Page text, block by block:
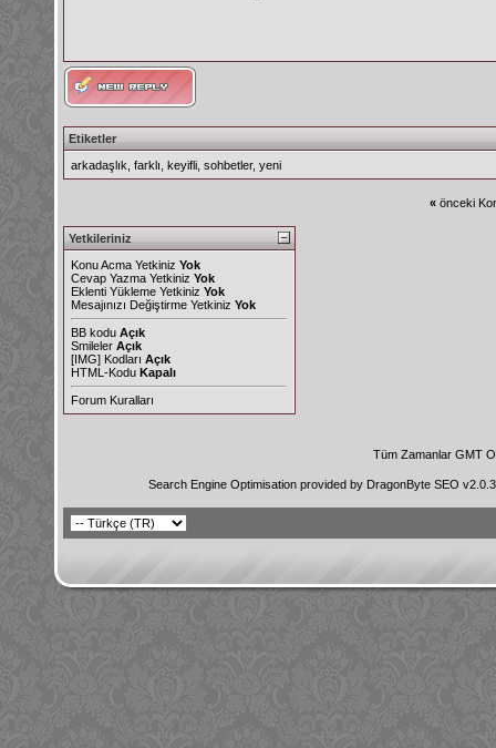
Etiketler
arkadaşlık farklı keyifli sohbetler, yeni
« önceki
Yetkileriniz
Konu Acma Yetkiniz Yok
Cevap Yazma Yetkiniz Yok
Eklenti Yükleme Yetkiniz Yok
Mesajınızı Değiştirme Yetkiniz Yok
BB kodu Açık
Smileler Açık
[IMG] Kodları Açık
HTML-Kodu Kapalı
Forum Kuralları
Tüm Zamanlar GMT
Search Engine Optimisation provided by DragonByte SEO